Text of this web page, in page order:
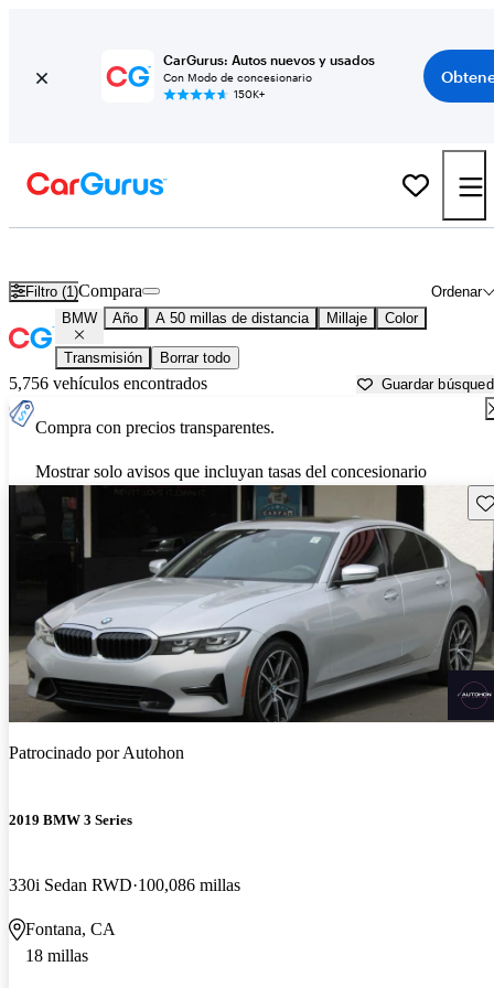
CarGurus: Autos nuevos y usados
Con Modo de concesionario
150K+
Filtro (1) Ordenar
Compara
BMW Año A 50 millas de distancia Millaje Color
Transmisión Borrar todo
5,756 vehículos encontrados Guardar
Compra con precios transparentes.
Mostrar solo avisos que incluyan tasas del concesionario
Patrocinado porAutohon
2019 BMW 3 Series
330i Sedan RWD 100,086 millas
Fontana, CA
18 millas